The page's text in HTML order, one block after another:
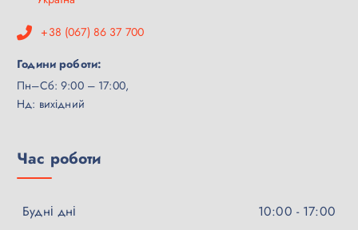
+38 (067) 86 37 700
Години роботи:
Пн–Сб: 9:00 – 17:00,
Нд: вихідний
Час роботи
Будні дні 10:00 - 17:00